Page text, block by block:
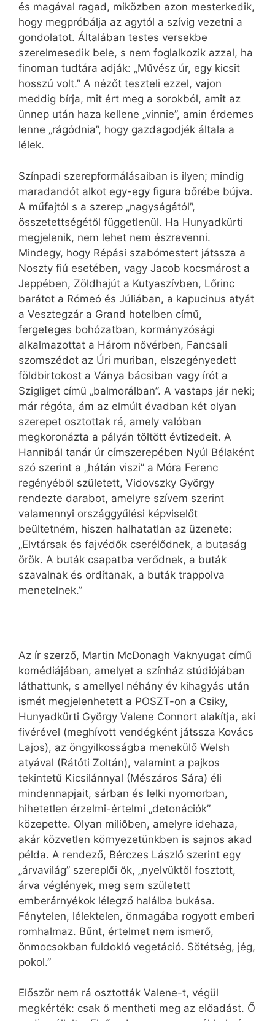
és magával ragad, miközben azon mesterkedik,
hogy megpróbálja az agytól a szívig vezetni a
gondolatot. Általában testes versekbe
szerelmesedik bele, s nem foglalkozik azzal, ha
finoman tudtára adják: „Művész úr, egy kicsit
hosszú volt.” A nézőt teszteli ezzel, vajon
meddig bírja, mit ért meg a sorokból, amit az
ünnep után haza kellene „vinnie”, amin érdemes
lenne „rágódnia”, hogy gazdagodjék általa a
lélek.
Színpadi szerepformálásaiban is ilyen; mindig
maradandót alkot egy-egy figura bőrébe bújva.
A műfajtól s a szerep „nagyságától”,
összetettségétől függetlenül. Ha Hunyadkürti
megjelenik, nem lehet nem észrevenni.
Mindegy, hogy Répási szabómestert játssza a
Noszty fiú esetében, vagy Jacob kocsmárost a
Jeppében, Zöldhajút a Kutyaszívben, Lőrinc
barátot a Rómeó és Júliában, a kapucinus atyát
a Vesztegzár a Grand hotelben című,
fergeteges bohózatban, kormányzósági
alkalmazottat a Három nővérben, Fancsali
szomszédot az Úri muriban, elszegényedett
földbirtokost a Ványa bácsiban vagy írót a
Szigliget című „balmorálban”. A vastaps jár neki;
már régóta, ám az elmúlt évadban két olyan
szerepet osztottak rá, amely valóban
megkoronázta a pályán töltött évtizedeit. A
Hannibál tanár úr címszerepében Nyúl Bélaként
szó szerint a „hátán viszi” a Móra Ferenc
regényéből született, Vidovszky György
rendezte darabot, amelyre szívem szerint
valamennyi országgyűlési képviselőt
beültetném, hiszen halhatatlan az üzenete:
„Elvtársak és fajvédők cserélődnek, a butaság
örök. A buták csapatba verődnek, a buták
szavalnak és ordítanak, a buták trappolva
menetelnek.”
Az ír szerző, Martin McDonagh Vaknyugat című
komédiájában, amelyet a színház stúdiójában
láthattunk, s amellyel néhány év kihagyás után
ismét megjelenhetett a POSZT-on a Csiky,
Hunyadkürti György Valene Connort alakítja, aki
fivérével (meghívott vendégként játssza Kovács
Lajos), az öngyilkosságba menekülő Welsh
atyával (Rátóti Zoltán), valamint a pajkos
tekintetű Kicsilánnyal (Mészáros Sára) éli
mindennapjait, sárban és lelki nyomorban,
hihetetlen érzelmi-értelmi „detonációk”
közepette. Olyan miliőben, amelyre idehaza,
akár közvetlen környezetünkben is sajnos akad
példa. A rendező, Bérczes László szerint egy
„árvavilág” szereplői ők, „nyelvüktől fosztott,
árva véglények, meg sem született
emberárnyékok lélegző halálba bukása.
Fénytelen, lélektelen, önmagába rogyott emberi
romhalmaz. Bűnt, értelmet nem ismerő,
önmocsokban fuldokló vegetáció. Sötétség, jég,
pokol.”
Először nem rá osztották Valene-t, végül
megkérték: csak ő mentheti meg az előadást. Ő